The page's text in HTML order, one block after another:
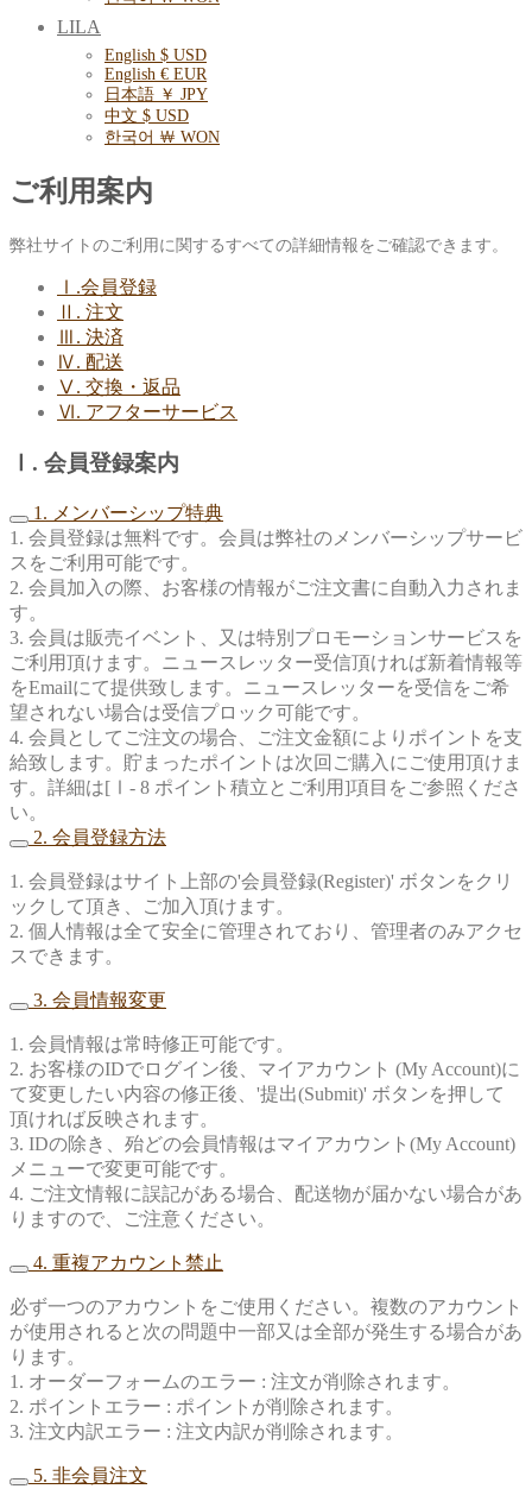
LILA
English $ USD
English € EUR
日本語 ￥ JPY
中文 $ USD
한국어 ￦ WON
ご利用案内
弊社サイトのご利用に関するすべての詳細情報をご確認できます。
Ⅰ.会員登録
Ⅱ. 注文
Ⅲ. 決済
Ⅳ. 配送
Ⅴ. 交換・返品
Ⅵ. アフターサービス
Ⅰ. 会員登録案内
1. メンバーシップ特典
1. 会員登録は無料です。会員は弊社のメンバーシップサービ
スをご利用可能です。
2. 会員加入の際、お客様の情報がご注文書に自動入力されま
す。
3. 会員は販売イベント、又は特別プロモーションサービスを
ご利用頂けます。ニュースレッター受信頂ければ新着情報等
をEmailにて提供致します。ニュースレッターを受信をご希
望されない場合は受信プロック可能です。
4. 会員としてご注文の場合、ご注文金額によりポイントを支
給致します。貯まったポイントは次回ご購入にご使用頂けま
す。詳細は[Ⅰ- 8 ポイント積立とご利用]項目をご参照くださ
い。
2. 会員登録方法
1. 会員登録はサイト上部の'会員登録(Register)' ボタンをクリ
ックして頂き、ご加入頂けます。
2. 個人情報は全て安全に管理されており、管理者のみアクセ
スできます。
3. 会員情報変更
1. 会員情報は常時修正可能です。
2. お客様のIDでログイン後、マイアカウント (My Account)に
て変更したい内容の修正後、'提出(Submit)' ボタンを押して
頂ければ反映されます。
3. IDの除き、殆どの会員情報はマイアカウント(My Account)
メニューで変更可能です。
4. ご注文情報に誤記がある場合、配送物が届かない場合があ
りますので、ご注意ください。
4. 重複アカウント禁止
必ず一つのアカウントをご使用ください。複数のアカウント
が使用されると次の問題中一部又は全部が発生する場合があ
ります。
1. オーダーフォームのエラー : 注文が削除されます。
2. ポイントエラー : ポイントが削除されます。
3. 注文内訳エラー : 注文内訳が削除されます。
5. 非会員注文